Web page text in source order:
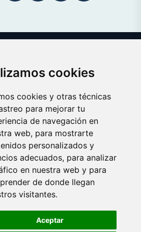
cookies
cookies y otras técnicas
para mejorar tu
de navegación en
web, para mostrarte
personalizados y
adecuados, para analizar
en nuestra web y para
de donde llegan
visitantes.
Aceptar